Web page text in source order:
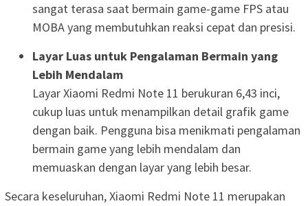
sangat terasa saat bermain game-game FPS atau
MOBA yang membutuhkan reaksi cepat dan presisi.
Layar Luas untuk Pengalaman Bermain yang
Lebih Mendalam
Layar Xiaomi Redmi Note 11 berukuran 6,43 inci,
cukup luas untuk menampilkan detail grafik game
dengan baik. Pengguna bisa menikmati pengalaman
bermain game yang lebih mendalam dan
memuaskan dengan layar yang lebih besar.
Secara keseluruhan, Xiaomi Redmi Note 11 merupakan